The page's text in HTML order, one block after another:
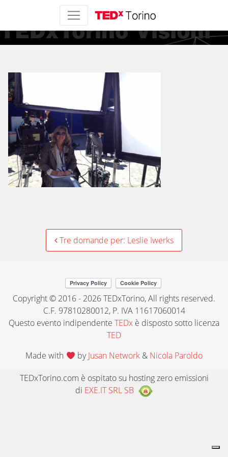
Leslie Iwerks –
TEDxTorino Visioni
Tre domande per: Leslie Iwerks
Copyright © 2016 - 2026 TEDxTorino, All rights reserved.
C.F. 97810280012, P. IVA 11617060014
Questo evento indipendente TEDx è disposto sotto licenza
TED
Made with
byJusan Network& Nicola Paroldo
TEDxTorino.com è ospitato su hosting zero emissioni
di EXE.IT SRL SB